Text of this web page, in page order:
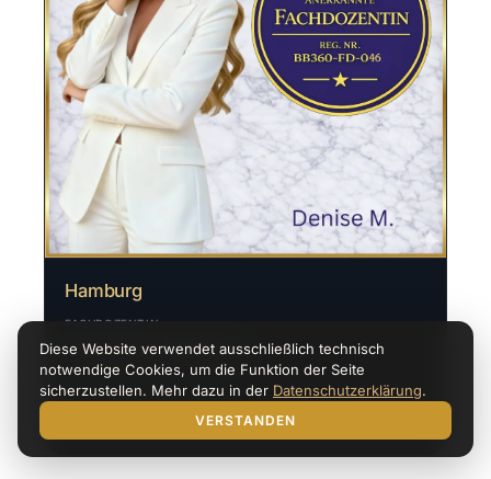
Hamburg
FACHDOZENTIN
Denise Mojen
Profil ansehen
Diese Website verwendet ausschließlich technisch
notwendige Cookies, um die Funktion der Seite
sicherzustellen. Mehr dazu in der Datenschutzerklärung.
VERSTANDEN